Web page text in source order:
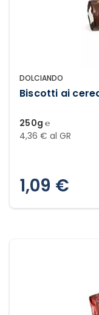
DOLCIANDO
Biscotti ai
250g ℮
4,36 € al GR
1,09 €